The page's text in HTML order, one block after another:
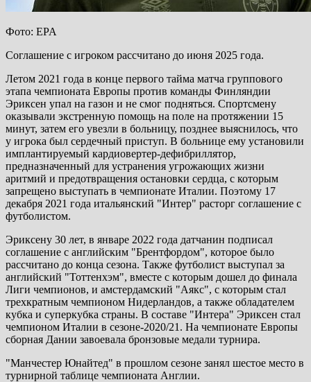
Фото: EPA
Соглашение с игроком рассчитано до июня 2025 года.
Летом 2021 года в конце первого тайма матча группового
этапа чемпионата Европы против команды Финляндии
Эриксен упал на газон и не смог подняться. Спортсмену
оказывали экстренную помощь на поле на протяжении 15
минут, затем его увезли в больницу, позднее выяснилось, что
у игрока был сердечный приступ. В больнице ему установили
имплантируемый кардиовертер-дефибриллятор,
предназначенный для устранения угрожающих жизни
аритмий и предотвращения остановки сердца, с которым
запрещено выступать в чемпионате Италии. Поэтому 17
декабря 2021 года итальянский "Интер" расторг соглашение с
футболистом.
Эриксену 30 лет, в январе 2022 года датчанин подписал
соглашение с английским "Брентфордом", которое было
рассчитано до конца сезона. Также футболист выступал за
английский "Тоттенхэм", вместе с которым дошел до финала
Лиги чемпионов, и амстердамский "Аякс", с которым стал
трехкратным чемпионом Нидерландов, а также обладателем
кубка и суперкубка страны. В составе "Интера" Эриксен стал
чемпионом Италии в сезоне-2020/21. На чемпионате Европы
сборная Дании завоевала бронзовые медали турнира.
"Манчестер Юнайтед" в прошлом сезоне занял шестое место в
турнирной таблице чемпионата Англии.